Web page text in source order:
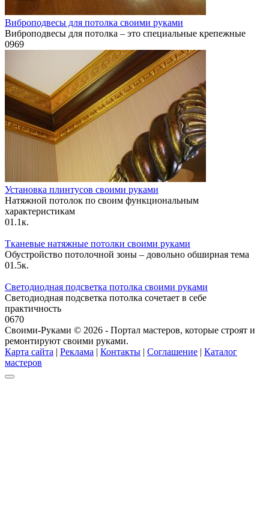
Виброподвесы для потолка своими руками
Виброподвесы для потолка – это специальные крепежные
0969
Установка плинтусов своими руками
Натяжной потолок по своим функциональным
характеристикам
01.1к.
Тканевые натяжные потолки своими руками
Обустройство потолочной зоны – довольно обширная тема
01.5к.
Светодиодная подсветка потолка своими руками
Светодиодная подсветка потолка сочетает в себе
практичность
0670
Своими-Руками © 2026 - Портал мастеров, которые строят и
ремонтируют своими руками.
Карта сайта | Реклама | Контакты | Соглашение | Каталог
мастеров